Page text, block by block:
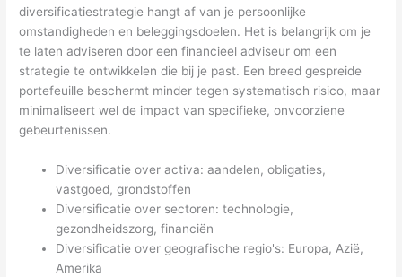
diversificatiestrategie hangt af van je persoonlijke
omstandigheden en beleggingsdoelen. Het is belangrijk om je
te laten adviseren door een financieel adviseur om een
strategie te ontwikkelen die bij je past. Een breed gespreide
portefeuille beschermt minder tegen systematisch risico, maar
minimaliseert wel de impact van specifieke, onvoorziene
gebeurtenissen.
Diversificatie over activa: aandelen, obligaties,
vastgoed, grondstoffen
Diversificatie over sectoren: technologie,
gezondheidszorg, financiën
Diversificatie over geografische regio's: Europa, Azië,
Amerika